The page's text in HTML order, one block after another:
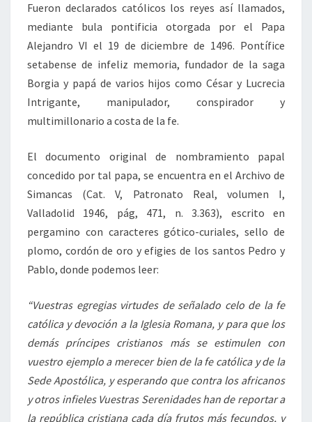
Fueron declarados católicos los reyes así llamados,
mediante bula pontificia otorgada por el Papa
Alejandro VI el 19 de diciembre de 1496. Pontífice
setabense de infeliz memoria, fundador de la saga
Borgia y papá de varios hijos como César y Lucrecia
Intrigante, manipulador, conspirador y
multimillonario a costa de la fe.
El documento original de nombramiento papal
concedido por tal papa, se encuentra en el Archivo de
Simancas (Cat. V, Patronato Real, volumen I,
Valladolid 1946, pág, 471, n. 3.363), escrito en
pergamino con caracteres gótico-curiales, sello de
plomo, cordón de oro y efigies de los santos Pedro y
Pablo, donde podemos leer:
“Vuestras egregias virtudes de señalado celo de la fe
católica y devoción a la Iglesia Romana, y para que los
demás príncipes cristianos más se estimulen con
vuestro ejemplo a merecer bien de la fe católica y de la
Sede Apostólica, y esperando que contra los africanos
y otros infieles Vuestras Serenidades han de reportar a
la república cristiana cada día frutos más fecundos, y